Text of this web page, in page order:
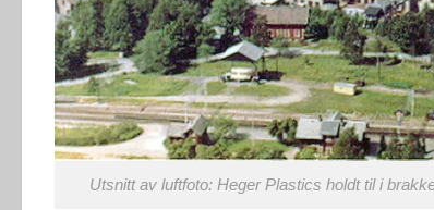
Utsnitt av luftfoto: Heger Plastics holdt til i